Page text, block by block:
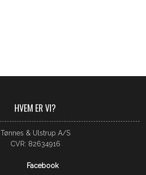
​​HVEM ER VI?​
Tønnes & Ulstrup A/S
CVR: 82634916​
Facebook